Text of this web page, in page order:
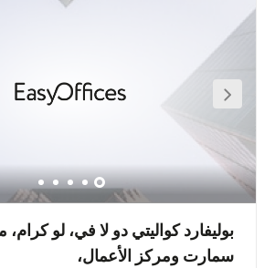
الشركات المجاورة الجهات الفاعلة الرئيسية في مجال
والالكترونيات. تقع المنطقة في القلب الاقتصادي للبلاد
موطن لأكثر من ثلث الشركات في البلاد، بما في ذلك المقرات
كلا من المنسوجات، والسجاد، وزيت الزيتون والنبيذ، كما
جزءا هاما من دخل المنطقة. اقتصاديا وتجاريا، ترتبط تونس
بوليفارد كواليتي دو لا في، لو كرام، مبنى
سمارت ومركز الأعمال،